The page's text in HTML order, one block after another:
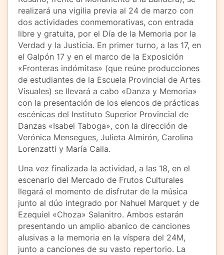
realizará una vigilia previa al 24 de marzo con
dos actividades conmemorativas, con entrada
libre y gratuita, por el Día de la Memoria por la
Verdad y la Justicia. En primer turno, a las 17, en
el Galpón 17 y en el marco de la Exposición
«Fronteras indómitas» (que reúne producciones
de estudiantes de la Escuela Provincial de Artes
Visuales) se llevará a cabo «Danza y Memoria»
con la presentación de los elencos de prácticas
escénicas del Instituto Superior Provincial de
Danzas «Isabel Taboga», con la dirección de
Verónica Mensegues, Julieta Almirón, Carolina
Lorenzatti y María Caila.
Una vez finalizada la actividad, a las 18, en el
escenario del Mercado de Frutos Culturales
llegará el momento de disfrutar de la música
junto al dúo integrado por Nahuel Marquet y de
Ezequiel «Choza» Salanitro. Ambos estarán
presentando un amplio abanico de canciones
alusivas a la memoria en la víspera del 24M,
junto a canciones de su vasto repertorio. La